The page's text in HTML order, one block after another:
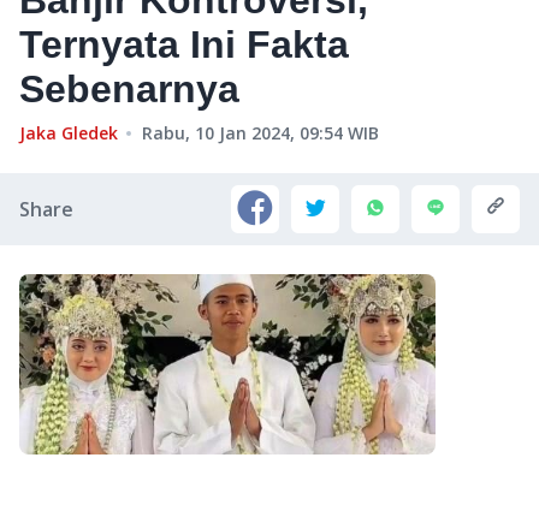
Ternyata Ini Fakta
Sebenarnya
Jaka Gledek Rabu, 10 Jan 2024, 09:54 WIB
Share